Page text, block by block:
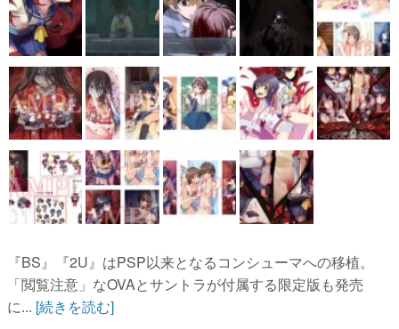
『BS』『2U』はPSP以来となるコンシューマへの移植。
「閲覧注意」なOVAとサントラが付属する限定版も発売
に... [続きを読む]